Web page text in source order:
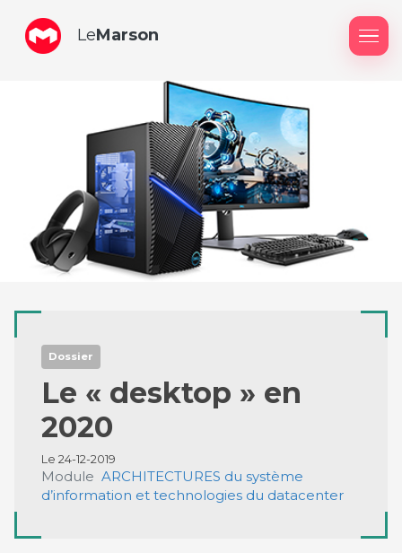
LeMarson
Dossier
Le « desktop » en
2020
Le 24-12-2019
Module ARCHITECTURES du système
d’information et technologies du datacenter